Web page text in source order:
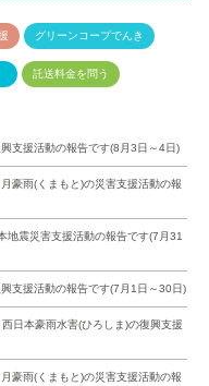
グリーンコープでんき
託送料金を問う
支援活動の報告です(8月3日～4日)
豪雨(くまもと)の災害支援活動の報
地震災害支援活動の報告です(7月31
支援活動の報告です(7月1日～30日)
西日本豪雨水害(ひろしま)の復興支援
豪雨(くまもと)の災害支援活動の報